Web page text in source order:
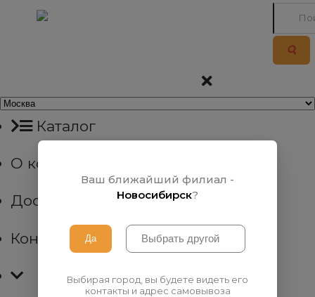
Каталог
О компании
Доставка
Контакты
Ваш ближайший филиал -
Новосибирск?
Выбирая город, вы будете видеть его
контакты и адрес самовывоза